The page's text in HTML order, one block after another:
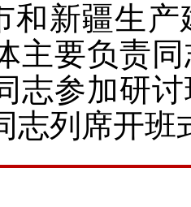
和新疆生
主要负责
志参加研
志列席开班